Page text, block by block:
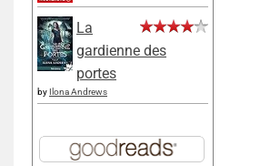
La
gardienne des
portes
by Ilona Andrews